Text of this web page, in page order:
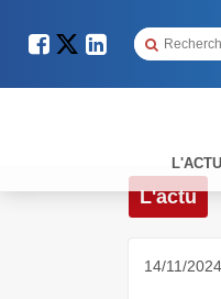
L'ACTU
L'actu
14/11/